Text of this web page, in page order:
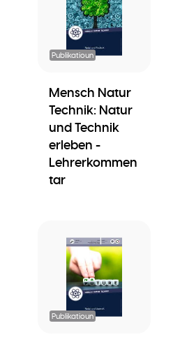
Publikatioun
Mensch Natur
Technik: Natur
und Technik
erleben -
Lehrerkommen
tar
Publikatioun